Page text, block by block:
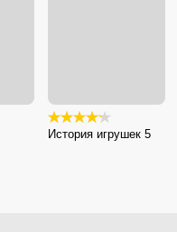
История игрушек 5